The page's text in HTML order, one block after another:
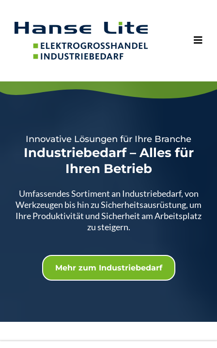
Innovative Lösungen für Ihre Branche
Industriebedarf – Alles für
Ihren Betrieb
Umfassendes Sortiment an Industriebedarf, von
Werkzeugen bis hin zu Sicherheitsausrüstung, um
Ihre Produktivität und Sicherheit am Arbeitsplatz
zu steigern.
Mehr zum Industriebedarf